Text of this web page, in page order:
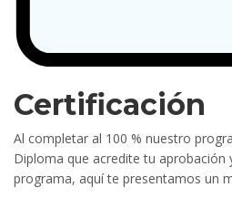
Certificación
Al completar al 100 % nuestro
Diploma que acredite tu aprobación
programa, aquí te presentamos un